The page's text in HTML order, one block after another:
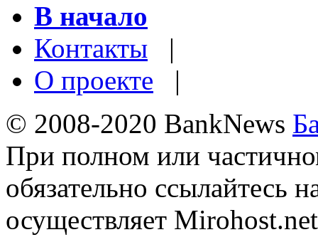
В начало
Контакты |
О проекте |
© 2008-2020 BankNews
При полном или
обязательно ссылайтесь
осуществляет